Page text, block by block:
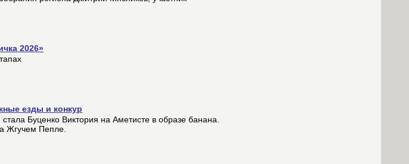
2026»
езды и конкур
Буценко Виктория на Аметисте в образе банана.
Жгучем Пепле.